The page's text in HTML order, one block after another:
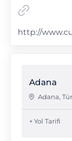
http://
Adana
Adana,
+ Yol Tarifi